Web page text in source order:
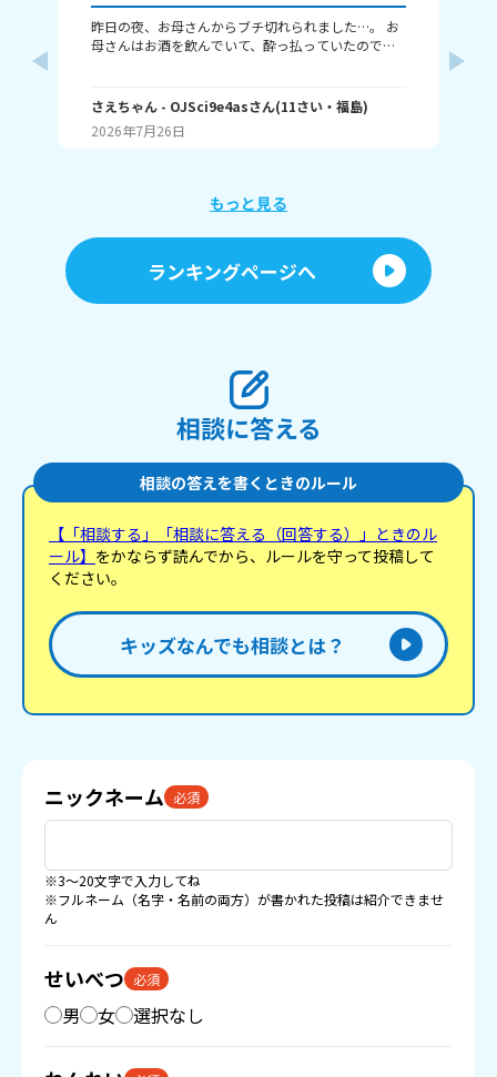
昨日の夜、お母さんからブチ切れられました…。 お
母さんはお酒を飲んでいて、酔っ払っていたのです
しまっていました。(話し方など) それで昨日、また
イライラしてしまいつい何度もイライラした声を出
していたら、急にお母さんが怒って来て、お母さん
てけ！！｣と言われました。その他にも、｢気分悪い
わ！｣とか、｢なんでも暴れればいいと思ってんのか
おめーは！！｣などと叫ばれ、わたしはビクッとしな
がらしばらく同じ場所にずっと座っていました。 そ
してその後にお母さんから｢早く出ていって｣と言わ
れ、更には腕を掴まれわたしを玄関に連れていこう
としていました。わたしは流石にこれは取り返しの
言われたことのない言葉や叫び声を聞いたりしたの
で、とても怖かったです。 その後、わたしは寝たの
ですがあまりの怖さに苦しくなってハァハァとなっ
てしまいました。 もう昨日のことですがまだそれを
思い出すと体が震えそうになります。とにかく今ま
でに1番叱られてとても怖かったです。 ちなみにお
母さんは、普段はわたしのことを嫌っている訳では
が悪かったからこうなってしまったんだと思いま
す。酔っ払っている人にいちいち口出ししたわたし
が悪かったかもしれませんが、調べてみたら｢出てい
け｣と言って追い出そうとするのは虐待らしく、もし
かしてわたしのお母さんは実はやばい親なのでは、
とかもしこれからまた同じようなことが起きたらど
うしよう、と不安になってしまっています。 とにか
さえちゃん - OJSci9e4asさん(11さい・ 福島)
2026年7月26日
もっと見る
ランキングページへ
相談に答える
相談の答えを書くときのルール
【「相談する」「相談に答える（回答する）」ときのル
ール】 をかならず読んでから、ルールを守って投稿して
ください。
キッズなんでも相談とは？
ニックネーム 必須
※3〜20文字で入力してね
※フルネーム（名字・名前の両方）が書かれた投稿は紹介できませ
ん
せいべつ 必須
男 女 選択なし